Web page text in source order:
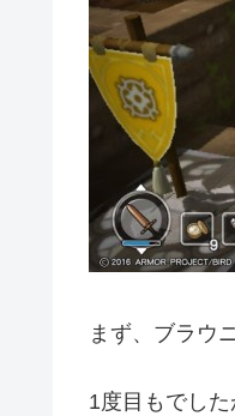
まず、ブラウ
1度目もでした